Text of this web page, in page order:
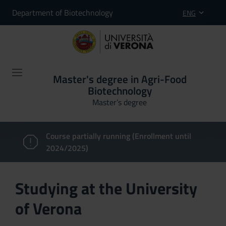
Department of Biotechnology ENG
Master's degree in Agri-Food
Biotechnology
Master’s degree
Course partially running (Enrollment until
2024/2025)
Studying at the University
of Verona